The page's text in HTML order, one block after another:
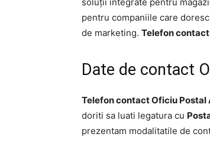
pentru companiile care
de marketing. Telefon
Date de contact
Telefon contact Oficiu Postal
doriti sa luati legatura cu
prezentam modalitatile de